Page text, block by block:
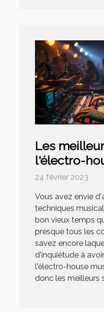
Les
l'électro-
24 février 2023
Vous avez envie
techniques
bon vieux temps
presque tous les
savez encore
d'inquiétude à
l'électro-house
donc les meilleurs